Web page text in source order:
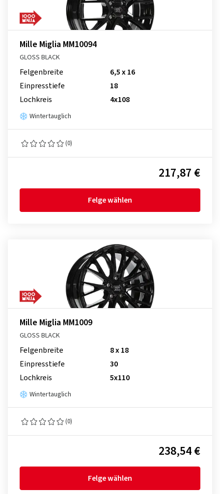
Mille Miglia MM10094
GLOSS BLACK
Felgenbreite
6,5 x 16
Einpresstiefe
18
Lochkreis
4x108
Wintertauglich
(0)
217,87 €
Felge wählen
Mille Miglia MM1009
GLOSS BLACK
Felgenbreite
8 x 18
Einpresstiefe
30
Lochkreis
5x110
Wintertauglich
(0)
238,54 €
Felge wählen